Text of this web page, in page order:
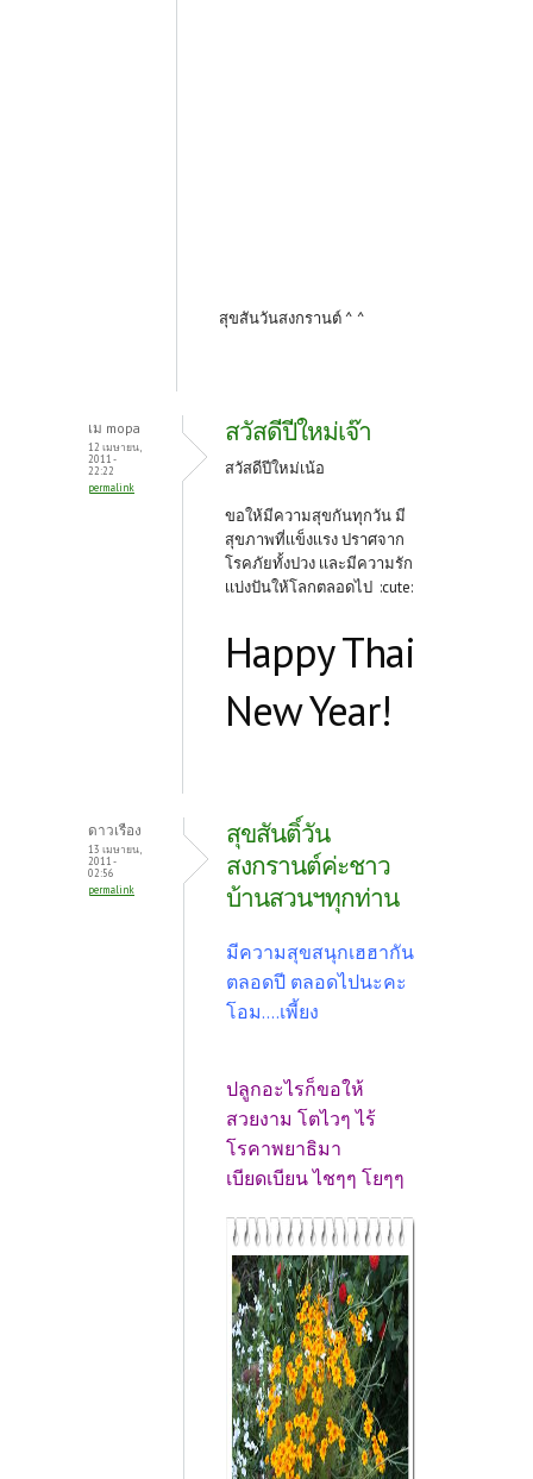
สุขสันวันสงกรานต์ ^ ^
เม mopa
12 เมษายน,
2011 -
22:22
permalink
สวัสดีปีใหม่เจ๊า
สวัสดีปีใหม่เน้อ
ขอให้มีความสุขกันทุกวัน มี
สุขภาพที่เเข็งเเรง ปราศจาก
โรคภัยทั้งปวง เเละมีความรัก
เเบ่งปันให้โลกตลอดไป :cute:
Happy Thai
New Year!
ดาวเรือง
13 เมษายน,
2011 -
02:56
permalink
สุขสันติ์วัน
สงกรานต์ค่ะชาว
บ้านสวนฯทุกท่าน
มีความสุขสนุกเฮฮากัน
ตลอดปี ตลอดไปนะคะ
โอม....เพี้ยง
ปลูกอะไรก็ขอให้
สวยงาม โตไวๆ ไร้
โรคาพยาธิมา
เบียดเบียน ไชๆๆ โยๆๆ